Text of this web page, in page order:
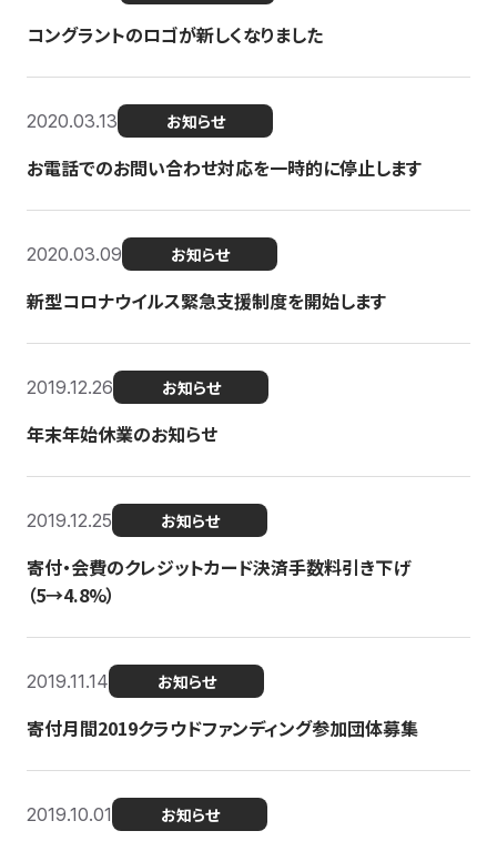
コングラントのロゴが新しくなりました
2020.03.13 お知らせ
お電話でのお問い合わせ対応を一時的に停止します
2020.03.09 お知らせ
新型コロナウイルス緊急支援制度を開始します
2019.12.26 お知らせ
年末年始休業のお知らせ
2019.12.25 お知らせ
寄付・会費のクレジットカード決済手数料引き下げ
（5→4.8%）
2019.11.14 お知らせ
寄付月間2019クラウドファンディング参加団体募集
2019.10.01 お知らせ